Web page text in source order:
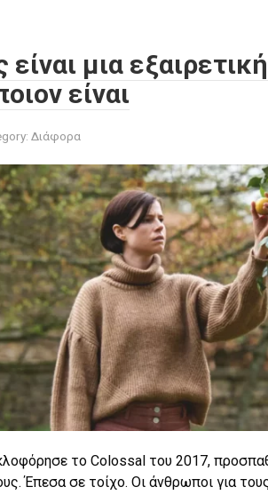
είναι μια
είναι
Διάφορα
το Colossal του 2017,
Έπεσα σε τοίχο. Οι άνθρωποι για